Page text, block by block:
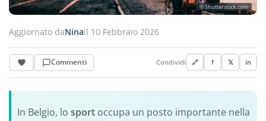
© Shutterstock.com
Aggiornato daNinail 10 Febbraio 2026
Commenti Condividi 🔗 f 𝕏 in
In Belgio, lo sportoccupa un posto importante nella